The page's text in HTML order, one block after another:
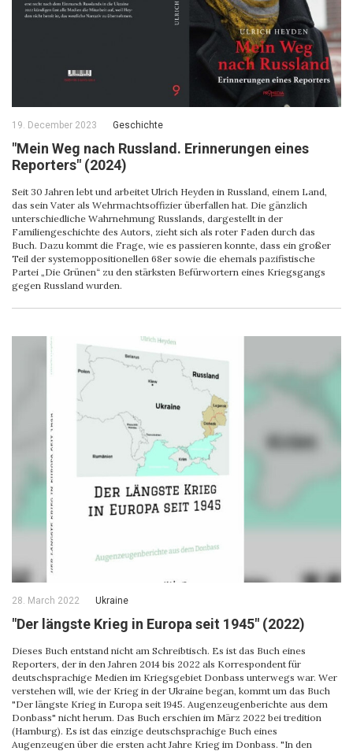
19. December 2023 Geschichte
"Mein Weg nach Russland. Erinnerungen eines
Reporters" (2024)
Seit 30 Jahren lebt und arbeitet Ulrich Heyden in Russland, einem Land,
das sein Vater als Wehrmachtsoffizier überfallen hat. Die gänzlich
unterschiedliche Wahrnehmung Russlands, dargestellt in der
Familiengeschichte des Autors, zieht sich als roter Faden durch das
Buch. Dazu kommt die Frage, wie es passieren konnte, dass ein großer
Teil der systemoppositionellen 68er sowie die ehemals pazifistische
Partei „Die Grünen“ zu den stärksten Befürwortern eines Kriegsgangs
gegen Russland wurden.
28. March 2022 Ukraine
"Der längste Krieg in Europa seit 1945" (2022)
Dieses Buch entstand nicht am Schreibtisch. Es ist das Buch eines
Reporters, der in den Jahren 2014 bis 2022 als Korrespondent für
deutschsprachige Medien im Kriegsgebiet Donbass unterwegs war. Wer
verstehen will, wie der Krieg in der Ukraine began, kommt um das Buch
"Der längste Krieg in Europa seit 1945. Augenzeugenberichte aus dem
Donbass" nicht herum. Das Buch erschien im März 2022 bei tredition
(Hamburg). Es ist das einzige deutschsprachige Buch eines
Augenzeugen über die ersten acht Jahre Krieg im Donbass. "In den